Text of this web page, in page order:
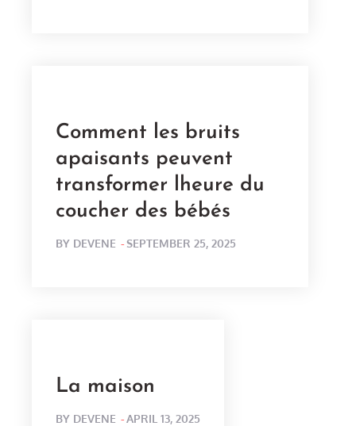
Comment les bruits
apaisants peuvent
transformer lheure du
coucher des bébés
BY DEVENE POSTED
SEPTEMBER 25, 2025
La maison
BY DEVENE POSTED
APRIL 13, 2025